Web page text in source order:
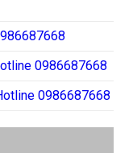
0986687668
0986687668